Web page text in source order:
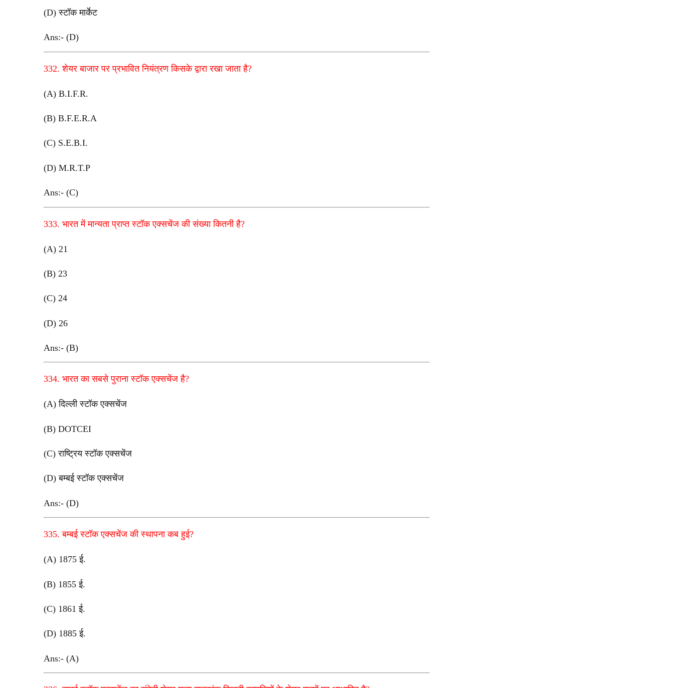
(D) स्टॉक मार्केट
Ans:- (D)
332. शेयर बाजार पर प्रभावित नियंत्रण किसके द्वारा रखा जाता है?
(A) B.I.F.R.
(B) B.F.E.R.A
(C) S.E.B.I.
(D) M.R.T.P
Ans:- (C)
333. भारत में मान्यता प्राप्त स्टॉक एक्सचेंज की संख्या कितनी है?
(A) 21
(B) 23
(C) 24
(D) 26
Ans:- (B)
334. भारत का सबसे पुराना स्टॉक एक्सचेंज है?
(A) दिल्ली स्टॉक एक्सचेंज
(B) DOTCEI
(C) राष्ट्रिय स्टॉक एक्सचेंज
(D) बम्बई स्टॉक एक्सचेंज
Ans:- (D)
335. बम्बई स्टॉक एक्सचेंज की स्थापना कब हुई?
(A) 1875 ई.
(B) 1855 ई.
(C) 1861 ई.
(D) 1885 ई.
Ans:- (A)